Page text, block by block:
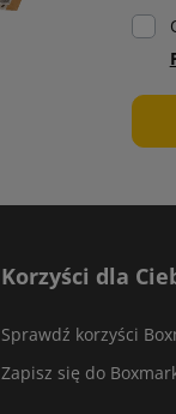
Korzyści dla
Sprawdź korzyści
Zapisz się do